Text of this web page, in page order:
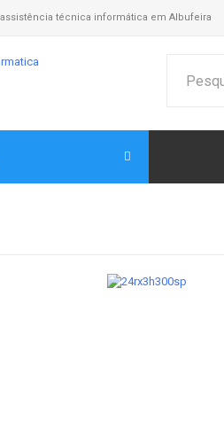
técnica informática em Albufeira